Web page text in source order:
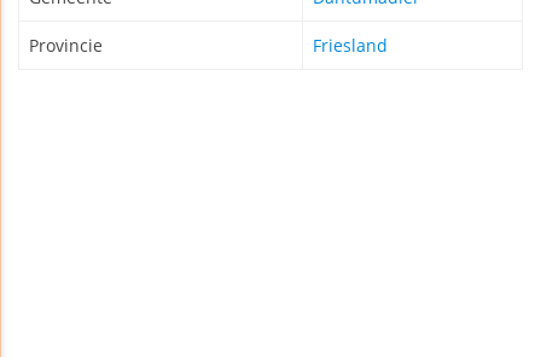
Provincie Friesland